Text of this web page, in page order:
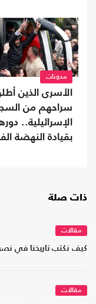
مدونات
الأسرى الذين
سراحهم من
الإسرائيلية..
بقيادة النهضة
ذات صلة
مقالات
كيف نكتب تاريخنا في
مقالات